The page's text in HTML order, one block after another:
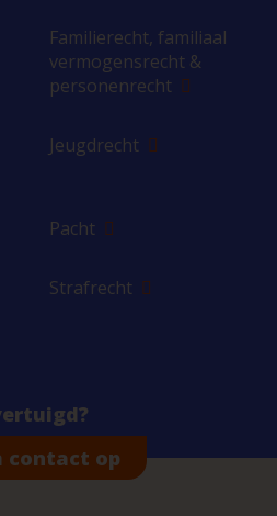
Familierecht, familiaal
vermogensrecht &
personenrecht
Jeugdrecht
Pacht
Strafrecht
contact op